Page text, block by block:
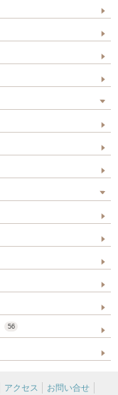
56
アクセス お問い合せ